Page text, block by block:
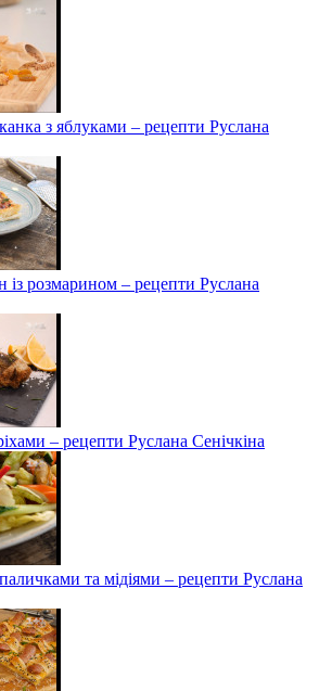
з яблуками – рецепти Руслана
із розмарином – рецепти Руслана
– рецепти Руслана Сенічкіна
та мідіями – рецепти Руслана